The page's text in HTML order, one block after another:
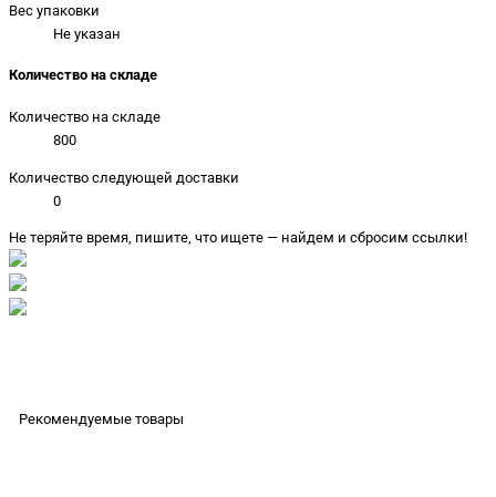
Вес упаковки
Не указан
Количество на складе
Количество на складе
800
Количество следующей доставки
0
Не теряйте время, пишите, что ищете — найдем и сбросим ссылки!
Рекомендуемые товары